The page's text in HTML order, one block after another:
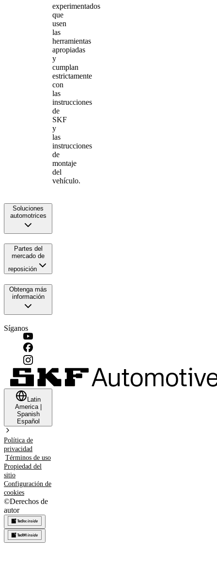
experimentados
que
usen
las
herramientas
apropiadas
y
cumplan
estrictamente
con
las
instrucciones
de
SKF
y
las
instrucciones
de
montaje
del
vehículo.
Soluciones
automotrices
Partes del
mercado de
reposición
Obtenga más
información
Síganos
Latin
America|
Spanish
Español
Política de
privacidad
Términos de uso
Propiedad del
sitio
Configuración de
cookies
©Derechos de
autor